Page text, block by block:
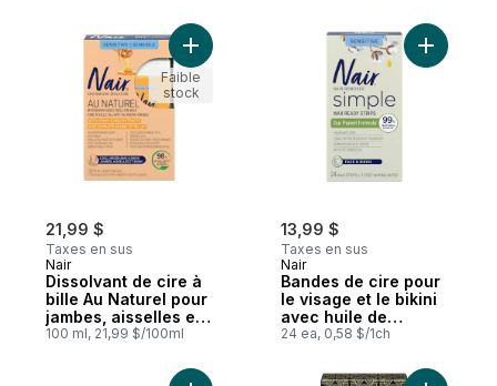
21,99 $
Taxes en sus
Nair
Dissolvant de cire à
bille Au Naturel pour
jambes, aisselles et
bikini
100 ml, 21,99 $/100ml
Ajouter Dissolvant de cire à bille Au
Faible
stock
13,99 $
Taxes en sus
Nair
Bandes de cire pour
le visage et le bikini
avec huile de
graines de coton
24 ea, 0,58 $/1ch
Ajouter